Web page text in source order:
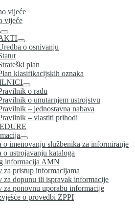
vijeće
vijeće
o osnivanju
plan
klasifikacijskih oznaka
o radu
o unutarnjem ustrojstvu
– jednostavna nabava
– vlastiti prihodi
o imenovanju službenika za informiranje
o ustrojavanju kataloga
informacija AMN
za pristup informacijama
za dopunu ili ispravak informacije
za ponovnu uporabu informacije
o provedbi ZPPI